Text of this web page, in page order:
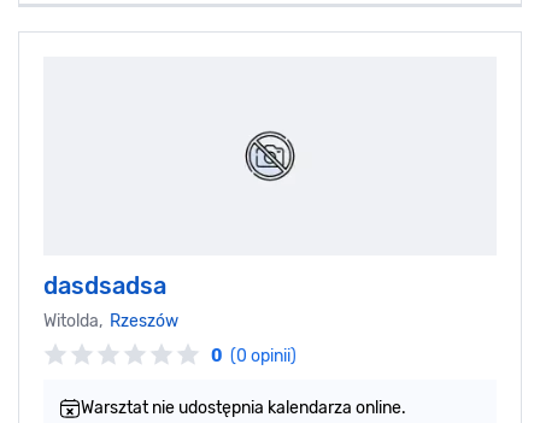
dasdsadsa
Witolda, Rzeszów
0 (0 opinii)
Warsztat nie udostępnia kalendarza online.